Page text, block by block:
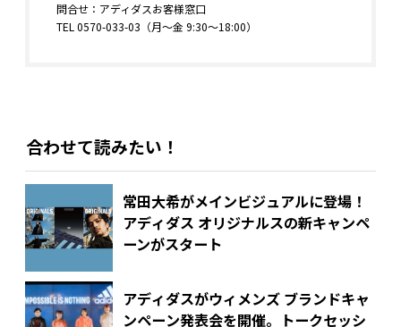
問合せ：アディダスお客様窓口
TEL 0570-033-03（月〜金 9:30〜18:00）
合わせて読みたい！
常田大希がメインビジュアルに登場！
アディダス オリジナルスの新キャンペ
ーンがスタート
アディダスがウィメンズ ブランドキャ
ンペーン発表会を開催。
トークセッシ